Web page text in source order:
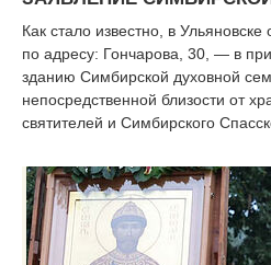
Как стало известно, в Ульяновске
по адресу: Гончарова, 30, — в
зданию Симбирской духовной
непосредственной близости от
святителей и Симбирского